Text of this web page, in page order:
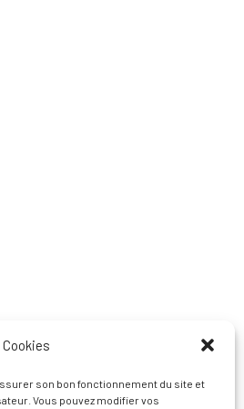
Cookies
son bon fonctionnement du site et
Vous pouvez modifier vos